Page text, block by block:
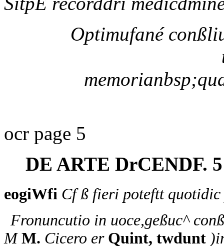
Optimufané
ocr page 5
DE ARTE DrCENDF. 5
eogiWfi Cf ß fieri poteftt
Fronuncutio in uoce,geßuc^
MM. Cicero erQuint, twdunt